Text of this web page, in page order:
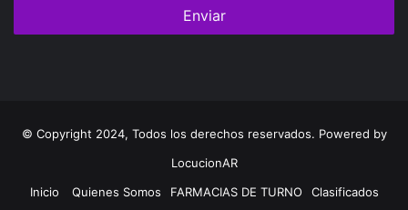
© Copyright 2024, Todos los derechos reservados. Powered by
LocucionAR
Inicio
Quienes Somos FARMACIAS DE TURNO Clasificados